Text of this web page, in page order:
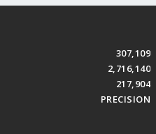
307,109
2,716,140
217,904
PRECISION